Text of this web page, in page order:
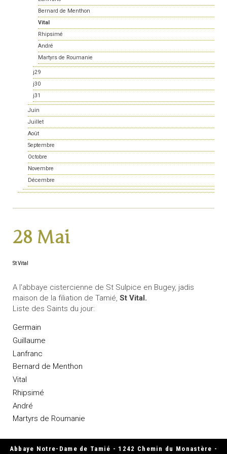
Bernard de Menthon
Vital
Rhipsimé
André
Martyrs de Roumanie
j29
j30
j31
Juin
Juillet
Août
Septembre
Octobre
Novembre
Décembre
28 Mai
St Vital
A l'abbaye cistercienne de St Sulpice en Bugey, jadis
maison de la filiation de Tamié, St Vital.
Liste des Saints du jour:
Germain
Guillaume
Lanfranc
Bernard de Menthon
Vital
Rhipsimé
André
Martyrs de Roumanie
Abbaye Notre-Dame de Tamié - 1242 Chemin du Monastère -